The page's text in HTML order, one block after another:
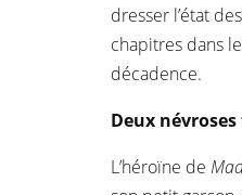
dresser l’état
chapitres dans
décadence.
Deux
L’héroïne de